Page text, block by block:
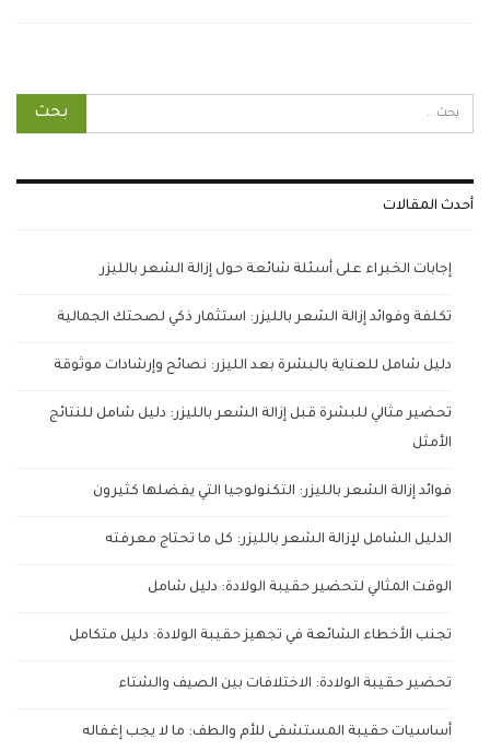
أحدث المقالات
إجابات الخبراء على أسئلة شائعة حول إزالة الشعر بالليزر
تكلفة وفوائد إزالة الشعر بالليزر: استثمار ذكي لصحتك الجمالية
دليل شامل للعناية بالبشرة بعد الليزر: نصائح وإرشادات موثوقة
تحضير مثالي للبشرة قبل إزالة الشعر بالليزر: دليل شامل للنتائج
الأمثل
فوائد إزالة الشعر بالليزر: التكنولوجيا التي يفضلها كثيرون
الدليل الشامل لإزالة الشعر بالليزر: كل ما تحتاج معرفته
الوقت المثالي لتحضير حقيبة الولادة: دليل شامل
تجنب الأخطاء الشائعة في تجهيز حقيبة الولادة: دليل متكامل
تحضير حقيبة الولادة: الاختلافات بين الصيف والشتاء
أساسيات حقيبة المستشفى للأم والطف: ما لا يجب إغفاله